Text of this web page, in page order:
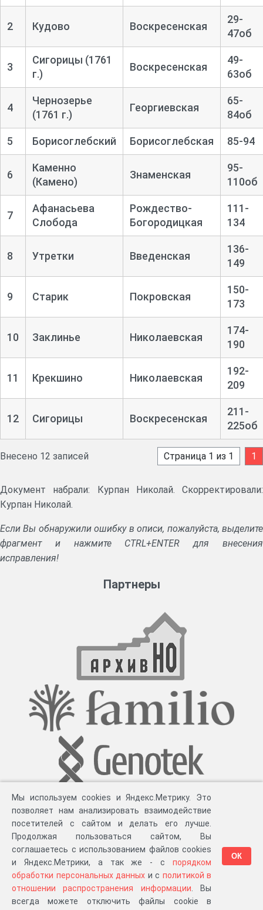
2 Кудово Воскресенская
29-
47об
3
Сигорицы (1761
г.)
Воскресенская
49-
63об
4
Чернозерье
(1761 г.)
Георгиевская
65-
84об
5 Борисоглебский Борисоглебская 85-94
6
Каменно
(Камено)
Знаменская
95-
110об
7
Афанасьева
Слобода
Рождество-
Богородицкая
111-
134
8 Утретки Введенская
136-
149
9 Старик Покровская
150-
173
10 Заклинье Николаевская
174-
190
11 Крекшино Николаевская
192-
209
12 Сигорицы Воскресенская
211-
225об
Внесено 12 записей Страница 1 из 1 1
Документ набрали: Курпан Николай. Скорректировали:
Курпан Николай.
Если Вы обнаружили ошибку в описи, пожалуйста, выделите
фрагмент и нажмите CTRL+ENTER для внесения
исправления!
Партнеры
Разработка компании «Великіе предки», 2023-2026 гг. Блог.Суть проекта
Персональные данные.Распространение информации.ЧаВО.Сборка 111.35
Мы используем cookies и Яндекс.Метрику. Это
позволяет нам анализировать взаимодействие
посетителей с сайтом и делать его лучше.
Продолжая пользоваться сайтом, Вы
соглашаетесь с использованием файлов cookies
и Яндекс.Метрики, а так же - с порядком
обработки персональных данных и с политикой в
отношении распространения информации . Вы
всегда можете отключить файлы cookie в
ОК
в «Мои документы»